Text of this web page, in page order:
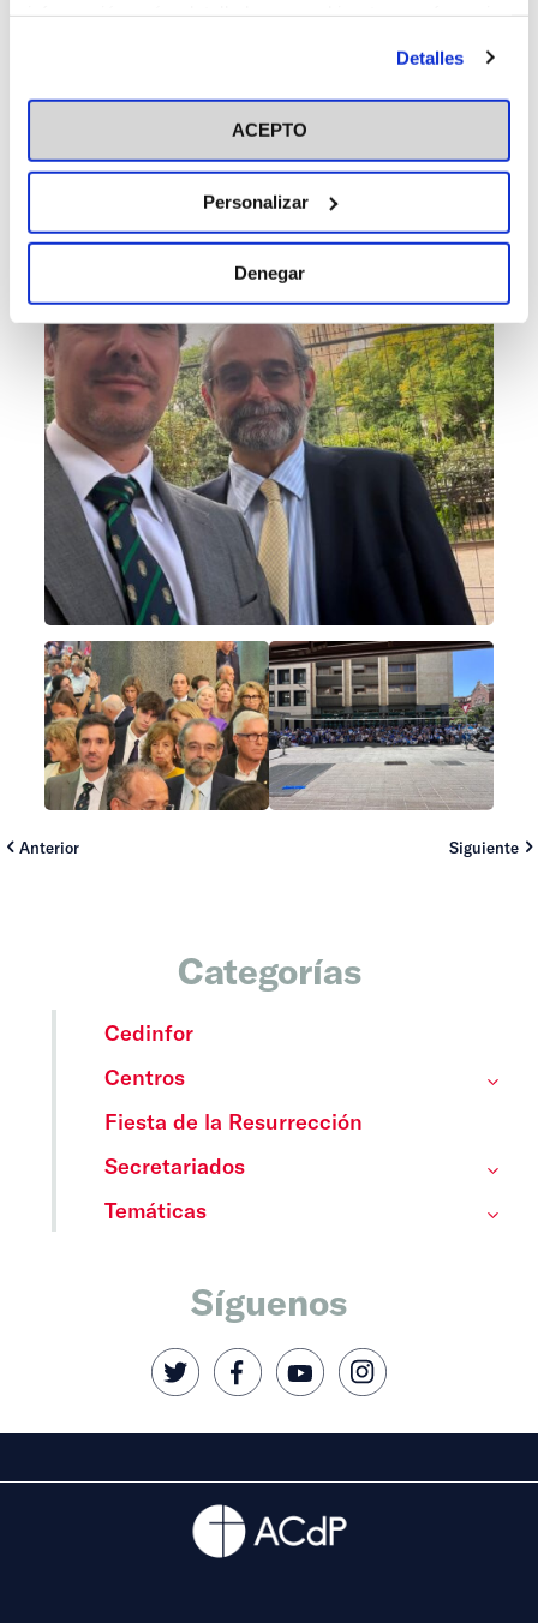
información más detallada y cambiar tus preferencias
en el botón "Personalizar". Para más información puedes
visitar nuestra Política de Cookies
Detalles
ACEPTO
Personalizar
Denegar
Anterior Siguiente
Categorías
Cedinfor
Centros
Fiesta de la Resurrección
Secretariados
Temáticas
Síguenos